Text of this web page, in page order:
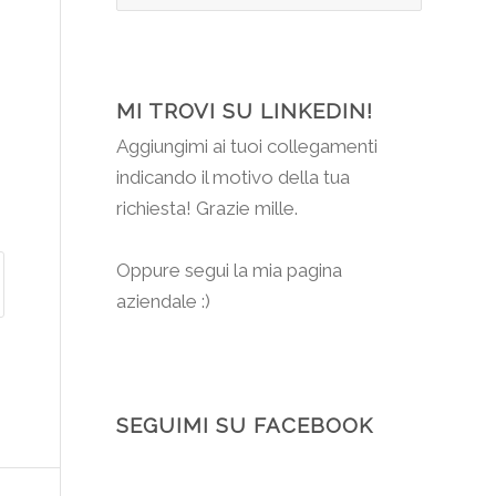
MI TROVI SU LINKEDIN!
Aggiungimi ai tuoi collegamenti
indicando il motivo della tua
richiesta! Grazie mille.
Oppure segui la mia pagina
aziendale :)
SEGUIMI SU FACEBOOK